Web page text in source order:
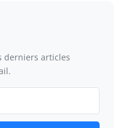
derniers articles